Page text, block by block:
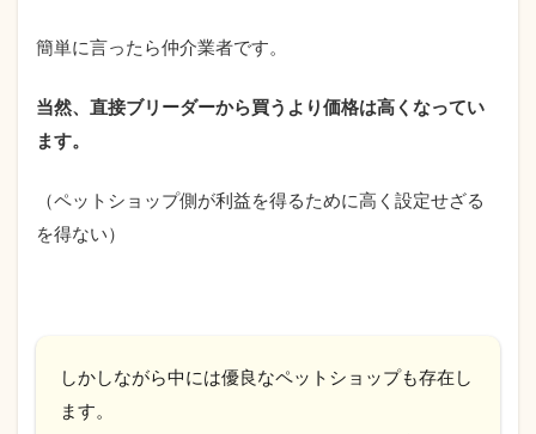
簡単に言ったら仲介業者です。
当然、直接ブリーダーから買うより価格は高くなってい
ます。
（ペットショップ側が利益を得るために高く設定せざる
を得ない）
しかしながら中には優良なペットショップも存在し
ます。